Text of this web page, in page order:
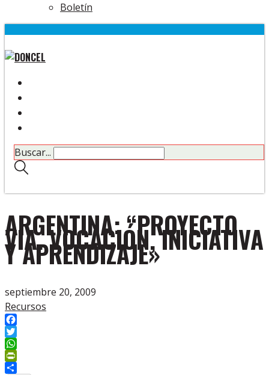
Boletín
Buscar...
ARGENTINA: “PROYECTO
VIA. VOCACIÓN, INICIATIVA
Y APRENDIZAJE»
septiembre 20, 2009
Recursos
Facebook
Twitter
WhatsApp
PrintFriendly